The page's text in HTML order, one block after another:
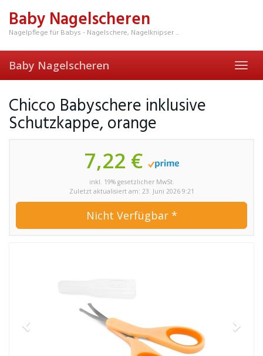
mainBaby Nagelscheren
Nagelpflege für Babys - Nagelschere, Nagelknipser ...
Baby Nagelscheren
Chicco Babyschere inklusive
Schutzkappe, orange
7,22 €
inkl. 19% gesetzlicher MwSt.
Zuletzt aktualisiert am: 23. Juni 2026 9:21
Nicht Verfügbar *